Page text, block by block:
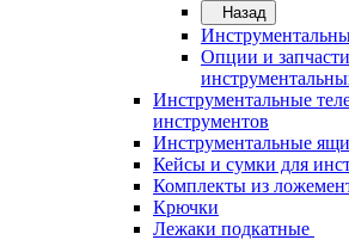
Назад
Опции и
Инструментальные
инструментов
Инструментальные
Кейсы и сумки для
Комплекты из
Крючки
Лежаки подкатные